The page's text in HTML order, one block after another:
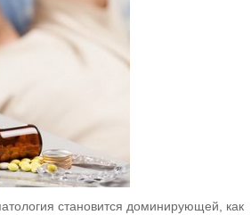
становится доминирующей, как